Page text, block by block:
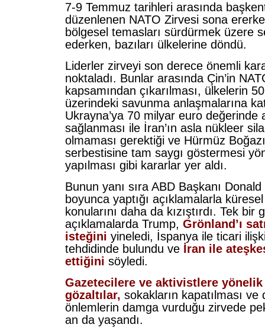
7-9 Temmuz tarihleri arasında
düzenlenen NATO Zirvesi sona
bölgesel temasları sürdürmek üzere
ederken, bazıları ülkelerine döndü.
Liderler zirveyi son derece önemli
noktaladı. Bunlar arasında Çin’in
kapsamından çıkarılması, ülkelerin
üzerindeki savunma anlaşmalarına
Ukrayna’ya 70 milyar euro değerinde
sağlanması ile İran’ın asla nükleer
olmaması gerektiği ve Hürmüz
serbestisine tam saygı göstermesi
yapılması gibi kararlar yer aldı.
Bunun yanı sıra ABD Başkanı
boyunca yaptığı açıklamalarla
konularını daha da kızıştırdı. Tek bir
açıklamalarda Trump, Grönland’ı
isteğini yineledi, İspanya ile ticari
tehdidinde bulundu ve İran ile
ettiğini söyledi.
Gazetecilere ve aktivistlere yönelik
gözaltılar, sokakların kapatılması
önlemlerin damga vurduğu zirvede
an da yaşandı.